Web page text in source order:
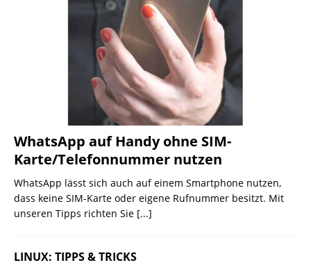
WhatsApp auf Handy ohne SIM-
Karte/Telefonnummer nutzen
WhatsApp lässt sich auch auf einem Smartphone nutzen,
dass keine SIM-Karte oder eigene Rufnummer besitzt. Mit
unseren Tipps richten Sie [...]
LINUX: TIPPS & TRICKS